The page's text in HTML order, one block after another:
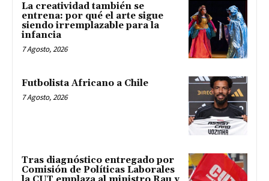
La creatividad también se
entrena: por qué el arte sigue
siendo irremplazable para la
infancia
7 Agosto, 2026
Futbolista Africano a Chile
7 Agosto, 2026
Tras diagnóstico entregado por
Comisión de Políticas Laborales